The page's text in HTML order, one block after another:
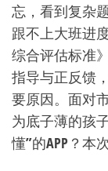
忘，看到复杂
跟不上大班进
综合评估标准
指导与正反馈
要原因。面对
为底子薄的孩
懂”的APP？本